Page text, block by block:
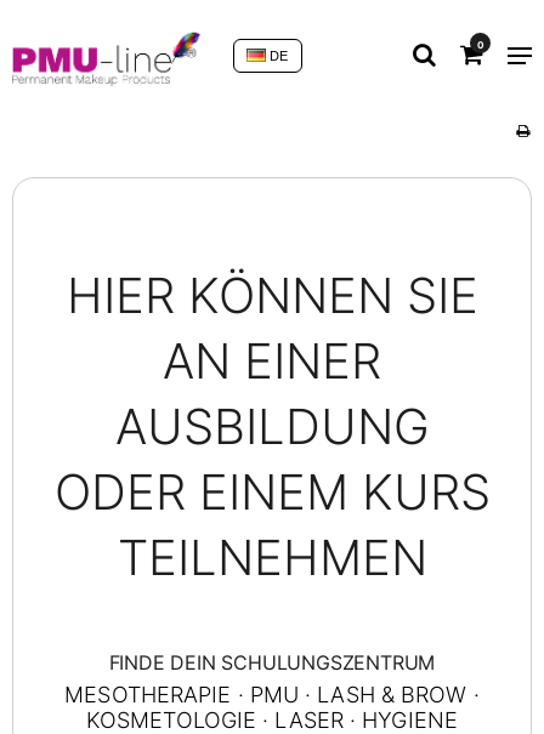
0
DE
HIER KÖNNEN SIE
AN EINER
AUSBILDUNG
ODER EINEM KURS
TEILNEHMEN
FINDE DEIN SCHULUNGSZENTRUM
MESOTHERAPIE · PMU · LASH & BROW ·
KOSMETOLOGIE · LASER · HYGIENE